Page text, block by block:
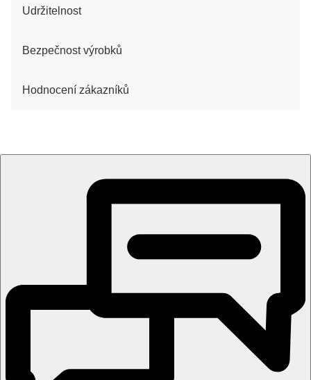
Udržitelnost
Bezpečnost výrobků
Hodnocení zákazníků